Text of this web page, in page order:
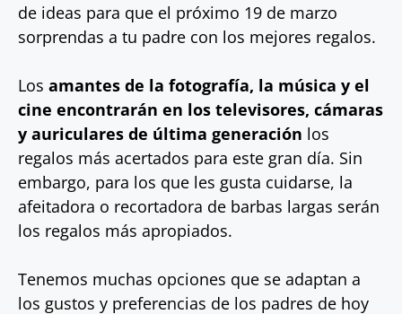
de ideas para que el próximo 19 de marzo
sorprendas a tu padre con los mejores regalos.
Los amantes de la fotografía, la música y el
cine encontrarán en los televisores, cámaras
y auriculares de última generación los
regalos más acertados para este gran día. Sin
embargo, para los que les gusta cuidarse, la
afeitadora o recortadora de barbas largas serán
los regalos más apropiados.
Tenemos muchas opciones que se adaptan a
los gustos y preferencias de los padres de hoy